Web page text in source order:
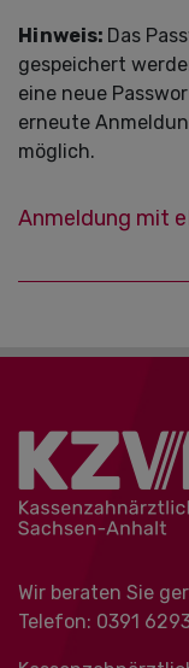
Hinweis: Das
gespeichert
eine neue
erneute
möglich.
Anmeldung mit
Wir beraten Sie
Telefon: 0391